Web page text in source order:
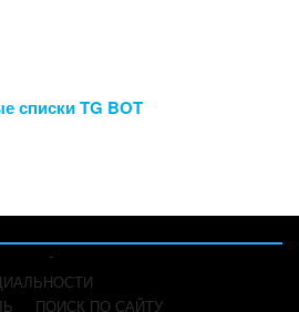
списки TG BOT
-
ПОИСК ПО САЙТУ